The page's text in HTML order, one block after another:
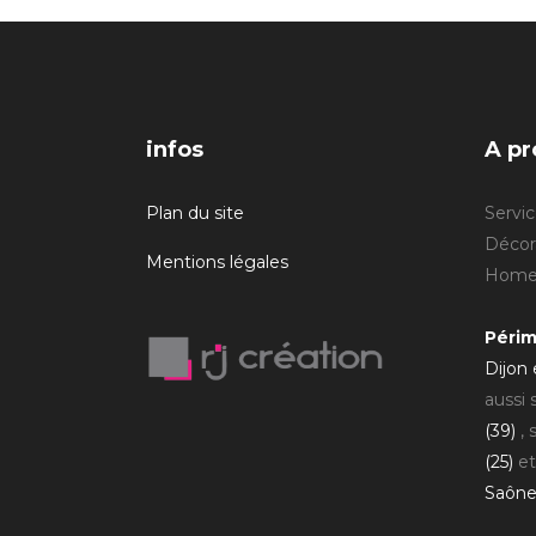
infos
Plan du site
Mentions légales
A
Dijon
aussi
(39) ,
(25)